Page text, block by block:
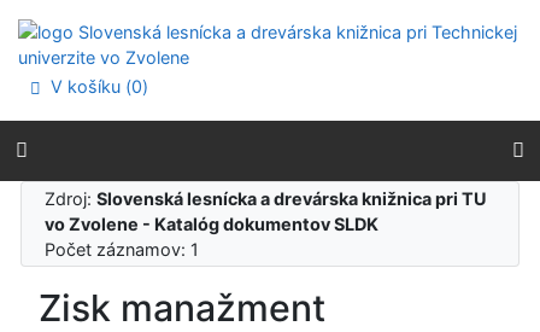
Prejsť na menu
Prehlásenie o webovej prístupnosti
V košíku (0)
Zdroj:Slovenská lesnícka a drevárska knižnica pri TU
vo Zvolene - Katalóg dokumentov SLDK
Počet záznamov: 1
Zisk manažment